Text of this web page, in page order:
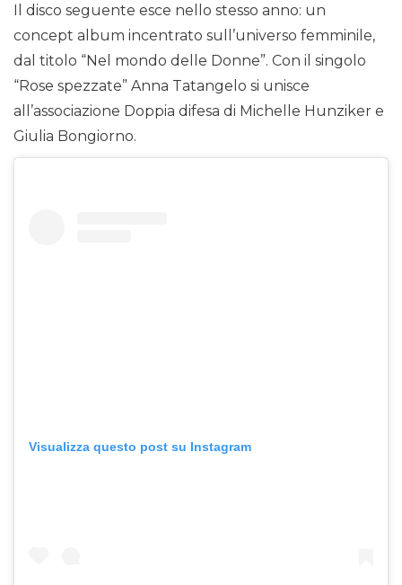
Il disco seguente esce nello stesso anno: un
concept album incentrato sull’universo femminile,
dal titolo “Nel mondo delle Donne”. Con il singolo
“Rose spezzate” Anna Tatangelo si unisce
all’associazione Doppia difesa di Michelle Hunziker e
Giulia Bongiorno.
Visualizza questo post su Instagram